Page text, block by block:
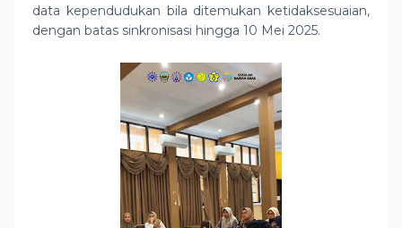
data kependudukan bila ditemukan ketidaksesuaian,
dengan batas sinkronisasi hingga 10 Mei 2025.